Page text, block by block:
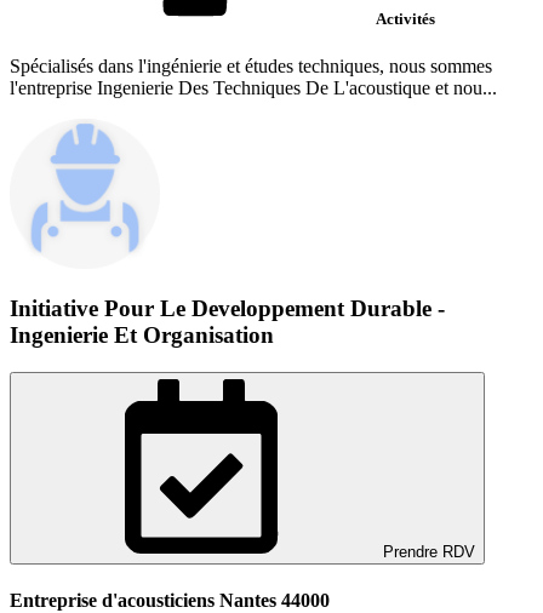
Activités
Spécialisés dans l'ingénierie et études techniques, nous sommes
l'entreprise Ingenierie Des Techniques De L'acoustique et nou...
Initiative Pour Le Developpement Durable -
Ingenierie Et Organisation
Prendre RDV
Entreprise d'acousticiens Nantes 44000